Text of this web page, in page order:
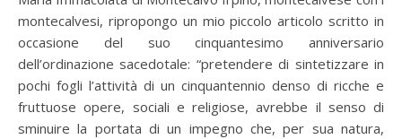
montecalvesi, ripropongo un mio piccolo articolo scritto in
occasione del suo cinquantesimo anniversario
dell’ordinazione sacedotale: “pretendere di sintetizzare in
pochi fogli l’attività di un cinquantennio denso di ricche e
fruttuose opere, sociali e religiose, avrebbe il senso di
sminuire la portata di un impegno che, per sua natura,